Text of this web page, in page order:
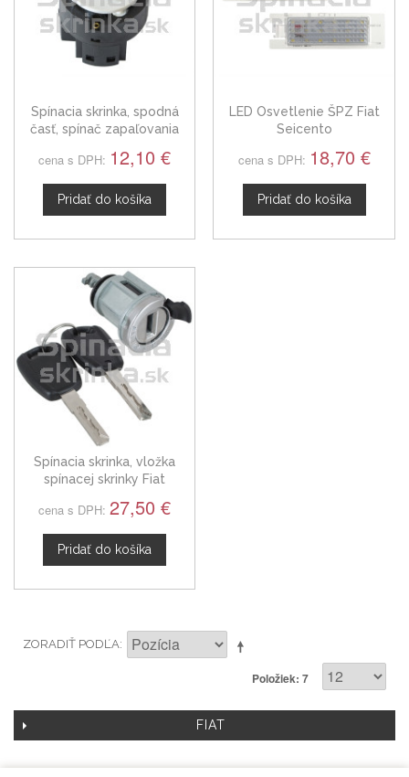
Spínacia skrinka, spodná
časť, spínač zapaľovania
cena s DPH: 12,10 €
Pridať do košíka
LED Osvetlenie ŠPZ Fiat
Seicento
cena s DPH: 18,70 €
Pridať do košíka
Spínacia skrinka, vložka
spínacej skrinky Fiat
cena s DPH: 27,50 €
Pridať do košíka
ZORADIŤ PODĽA
Položiek: 7
FIAT